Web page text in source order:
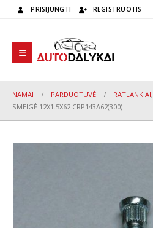
PRISIJUNGTI REGISTRUOTIS
NAMAI PARDUOTUVĖ RATLANKIAI,
SMEIGĖ 12X1.5X62 CRP143A62(300)